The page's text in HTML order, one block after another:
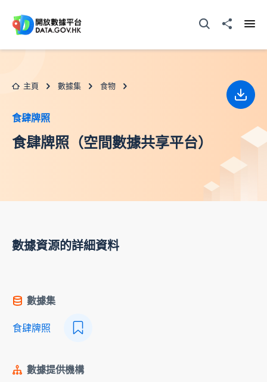
打開搜尋器分享至
主頁 數據集 食物
食肆牌照
食肆牌照（空間數據共享平台）
下載
數據資源的詳細資料
數據集
食肆牌照
數據提供機構